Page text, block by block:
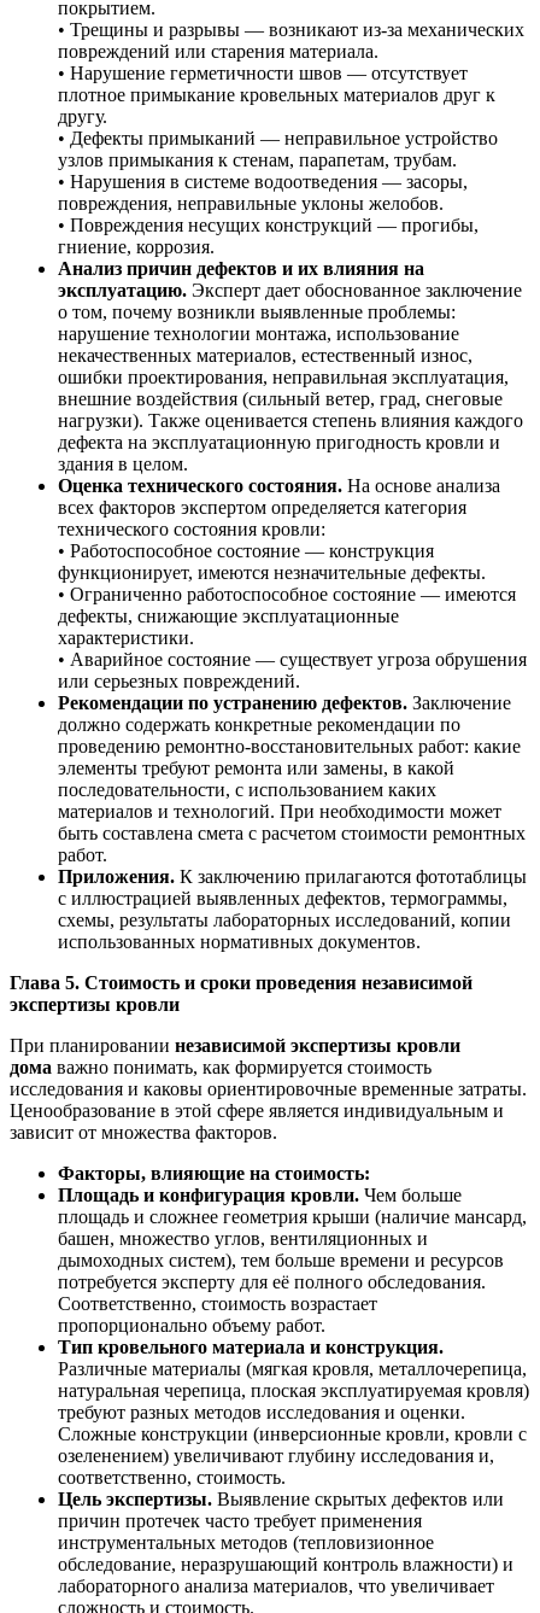
покрытием.
• Трещины и разрывы — возникают из-за механических
повреждений или старения материала.
• Нарушение герметичности швов — отсутствует
плотное примыкание кровельных материалов друг к
другу.
• Дефекты примыканий — неправильное устройство
узлов примыкания к стенам, парапетам, трубам.
• Нарушения в системе водоотведения — засоры,
повреждения, неправильные уклоны желобов.
• Повреждения несущих конструкций — прогибы,
гниение, коррозия.
Анализ причин дефектов и их влияния на
эксплуатацию. Эксперт дает обоснованное заключение
о том, почему возникли выявленные проблемы:
нарушение технологии монтажа, использование
некачественных материалов, естественный износ,
ошибки проектирования, неправильная эксплуатация,
внешние воздействия (сильный ветер, град, снеговые
нагрузки). Также оценивается степень влияния каждого
дефекта на эксплуатационную пригодность кровли и
здания в целом.
Оценка технического состояния. На основе анализа
всех факторов экспертом определяется категория
технического состояния кровли:
• Работоспособное состояние — конструкция
функционирует, имеются незначительные дефекты.
• Ограниченно работоспособное состояние — имеются
дефекты, снижающие эксплуатационные
характеристики.
• Аварийное состояние — существует угроза обрушения
или серьезных повреждений.
Рекомендации по устранению дефектов. Заключение
должно содержать конкретные рекомендации по
проведению ремонтно-восстановительных работ: какие
элементы требуют ремонта или замены, в какой
последовательности, с использованием каких
материалов и технологий. При необходимости может
быть составлена смета с расчетом стоимости ремонтных
работ.
Приложения. К заключению прилагаются фототаблицы
с иллюстрацией выявленных дефектов, термограммы,
схемы, результаты лабораторных исследований, копии
использованных нормативных документов.
Глава 5. Стоимость и сроки проведения независимой
экспертизы кровли
При планировании независимой экспертизы кровли
дома важно понимать, как формируется стоимость
исследования и каковы ориентировочные временные затраты.
Ценообразование в этой сфере является индивидуальным и
зависит от множества факторов.
Факторы, влияющие на стоимость:
Площадь и конфигурация кровли. Чем больше
площадь и сложнее геометрия крыши (наличие мансард,
башен, множество углов, вентиляционных и
дымоходных систем), тем больше времени и ресурсов
потребуется эксперту для её полного обследования.
Соответственно, стоимость возрастает
пропорционально объему работ.
Тип кровельного материала и конструкция.
Различные материалы (мягкая кровля, металлочерепица,
натуральная черепица, плоская эксплуатируемая кровля)
требуют разных методов исследования и оценки.
Сложные конструкции (инверсионные кровли, кровли с
озеленением) увеличивают глубину исследования и,
соответственно, стоимость.
Цель экспертизы. Выявление скрытых дефектов или
причин протечек часто требует применения
инструментальных методов (тепловизионное
обследование, неразрушающий контроль влажности) и
лабораторного анализа материалов, что увеличивает
сложность и стоимость.